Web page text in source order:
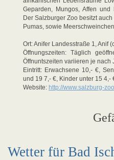
Geparden, Mungos, Affen
Der Salzburger Zoo besitzt
Pumas, sowie
Ort: Anifer Landesstraße 1, Anif
Öffnungszeiten: Täglich
Öffnuntszeiten variieren je nach
Eintritt: Erwachsene 10,- €,
und 19 7,- €, Kinder unter 15 4,-
Website: http://www.salzburg-
Wetter für Bad